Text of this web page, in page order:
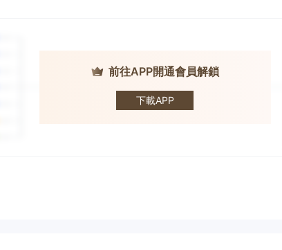
前往APP開通會員解鎖
下載APP
Westpac